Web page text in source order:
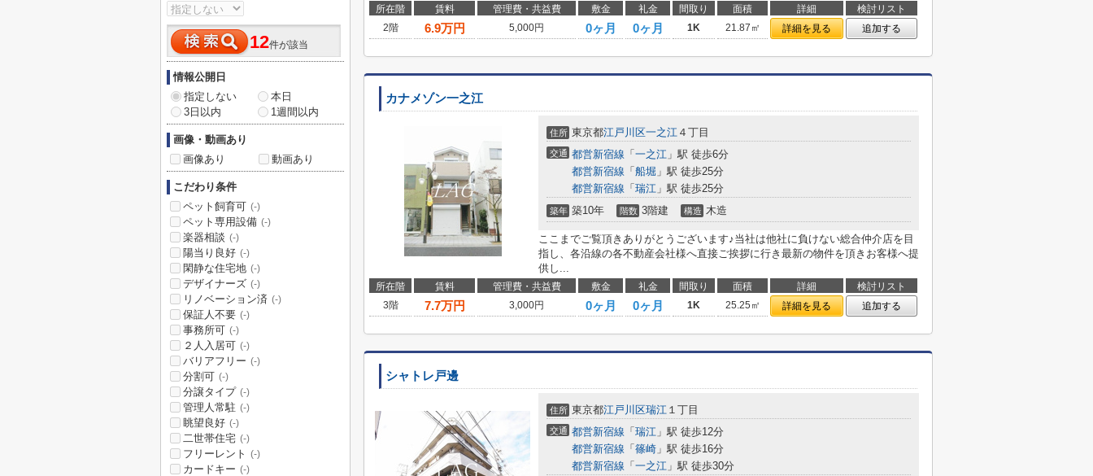
所在階 賃料 管理費・共益費 敷金 礼金 間取り 面積 詳細
検討リスト
2階
6.9万円 5,000円 0ヶ月 0ヶ月 1K 21.87㎡ 詳細を見る 追加する
カナメゾン一之江
住所 東京都江戸川区一之江 ４丁目
交通 都営新宿線 「 一之江 」駅 徒歩6分
都営新宿線 「 船堀 」駅 徒歩25分
都営新宿線 「 瑞江 」駅 徒歩25分
築年 築10年 階数 3階建 構造 木造
ここまでご覧頂きありがとうございます♪当社は他社に負けない総合仲介店を目
指し、各沿線の各不動産会社様へ直接ご挨拶に行き最新の物件を頂きお客様へ提
供し...
所在階 賃料 管理費・共益費 敷金 礼金 間取り 面積 詳細
検討リスト
3階
7.7万円 3,000円 0ヶ月 0ヶ月 1K 25.25㎡ 詳細を見る 追加する
シャトレ戸邊
住所 東京都江戸川区瑞江 １丁目
交通 都営新宿線 「 瑞江 」駅 徒歩12分
都営新宿線 「 篠崎 」駅 徒歩16分
都営新宿線 「 一之江 」駅 徒歩30分
12件が該当
情報公開日
指定しない
本日
3日以内
1週間以内
画像・動画あり
画像あり
動画あり
こだわり条件
ペット飼育可 (-)
ペット専用設備 (-)
楽器相談 (-)
陽当り良好 (-)
閑静な住宅地 (-)
デザイナーズ (-)
リノベーション済 (-)
保証人不要 (-)
事務所可 (-)
２人入居可 (-)
バリアフリー (-)
分割可 (-)
分譲タイプ (-)
管理人常駐 (-)
眺望良好 (-)
二世帯住宅 (-)
フリーレント (-)
カードキー (-)